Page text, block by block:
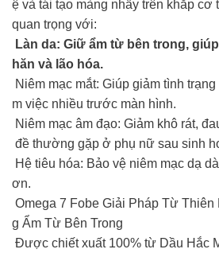
ệ và tái tạo màng nhầy trên khắp
quan trọng với:
Làn da: Giữ ẩm từ bên trong,
hăn và lão hóa.
Niêm mạc mắt: Giúp giảm tình
m việc nhiều trước màn hình.
Niêm mạc âm đạo: Giảm khô rát,
đề thường gặp ở phụ nữ sau sinh
Hệ tiêu hóa: Bảo vệ niêm mạc dạ
ơn.
Omega 7 Fobe Giải Pháp Từ
g Ẩm Từ Bên Trong
Được chiết xuất 100% từ Dầu Hắc